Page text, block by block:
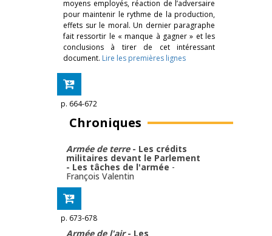
moyens employés, réaction de l’adversaire
pour maintenir le rythme de la production,
effets sur le moral. Un dernier paragraphe
fait ressortir le « manque à gagner » et les
conclusions à tirer de cet intéressant
document. Lire les premières lignes
p. 664-672
Chroniques
Armée de terre- Les crédits
militaires devant le Parlement
- Les tâches de l'armée -
François Valentin
p. 673-678
Armée de l'air- Les